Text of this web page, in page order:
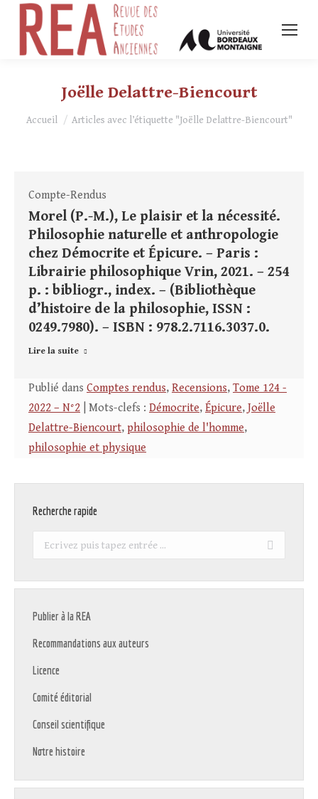
Joëlle Delattre-Biencourt
Vous êtes ici :
Accueil Articles avec l’étiquette "Joëlle Delattre-Biencourt"
Compte-Rendus
Morel (P.-M.), Le plaisir et la nécessité.
Philosophie naturelle et anthropologie
chez Démocrite et Épicure. – Paris :
Librairie philosophique Vrin, 2021. – 254
p. : bibliogr., index. – (Bibliothèque
d’histoire de la philosophie, ISSN :
0249.7980). – ISBN : 978.2.7116.3037.0.
Lire la suite
Publié dans Comptes rendus, Recensions, Tome 124 -
2022 – N°2 | Mots-clefs : Démocrite, Épicure, Joëlle
Delattre-Biencourt, philosophie de l'homme,
philosophie et physique
Recherche rapide
Recherche
Publier à la REA
Recommandations aux auteurs
Licence
Comité éditorial
Conseil scientifique
Notre histoire